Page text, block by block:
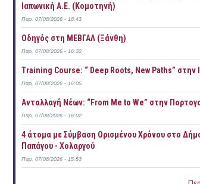
Ιαπωνική Α.Ε. (Κομοτηνή)
Παρ, 07/08/2026 - 18:43
Οδηγός στη ΜΕΒΓΑΛ (Ξάνθη)
Παρ, 07/08/2026 - 16:32
Training Course: “ Deep Roots, New Paths” στην
Παρ, 07/08/2026 - 16:05
Ανταλλαγή Νέων: “From Me to We” στην
Παρ, 07/08/2026 - 16:02
4 άτομα με Σύμβαση Ορισμένου Χρόνου στο
Παπάγου - Χολαργού
Παρ, 07/08/2026 - 15:53